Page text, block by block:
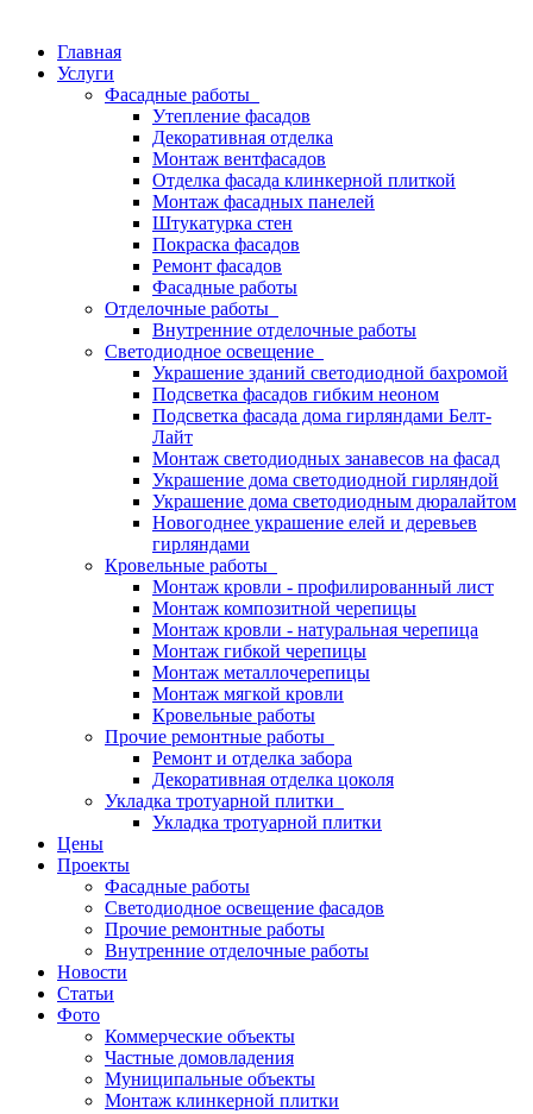
Главная
Услуги
Фасадные работы
Утепление фасадов
Декоративная отделка
Монтаж вентфасадов
Отделка фасада клинкерной плиткой
Монтаж фасадных панелей
Штукатурка стен
Покраска фасадов
Ремонт фасадов
Фасадные работы
Отделочные работы
Внутренние отделочные работы
Светодиодное освещение
Украшение зданий светодиодной бахромой
Подсветка фасадов гибким неоном
Подсветка фасада дома гирляндами Белт-
Лайт
Монтаж светодиодных занавесов на фасад
Украшение дома светодиодной гирляндой
Украшение дома светодиодным дюралайтом
Новогоднее украшение елей и деревьев
гирляндами
Кровельные работы
Монтаж кровли - профилированный лист
Монтаж композитной черепицы
Монтаж кровли - натуральная черепица
Монтаж гибкой черепицы
Монтаж металлочерепицы
Монтаж мягкой кровли
Кровельные работы
Прочие ремонтные работы
Ремонт и отделка забора
Декоративная отделка цоколя
Укладка тротуарной плитки
Укладка тротуарной плитки
Цены
Проекты
Фасадные работы
Светодиодное освещение фасадов
Прочие ремонтные работы
Внутренние отделочные работы
Новости
Статьи
Фото
Коммерческие объекты
Частные домовладения
Муниципальные объекты
Монтаж клинкерной плитки